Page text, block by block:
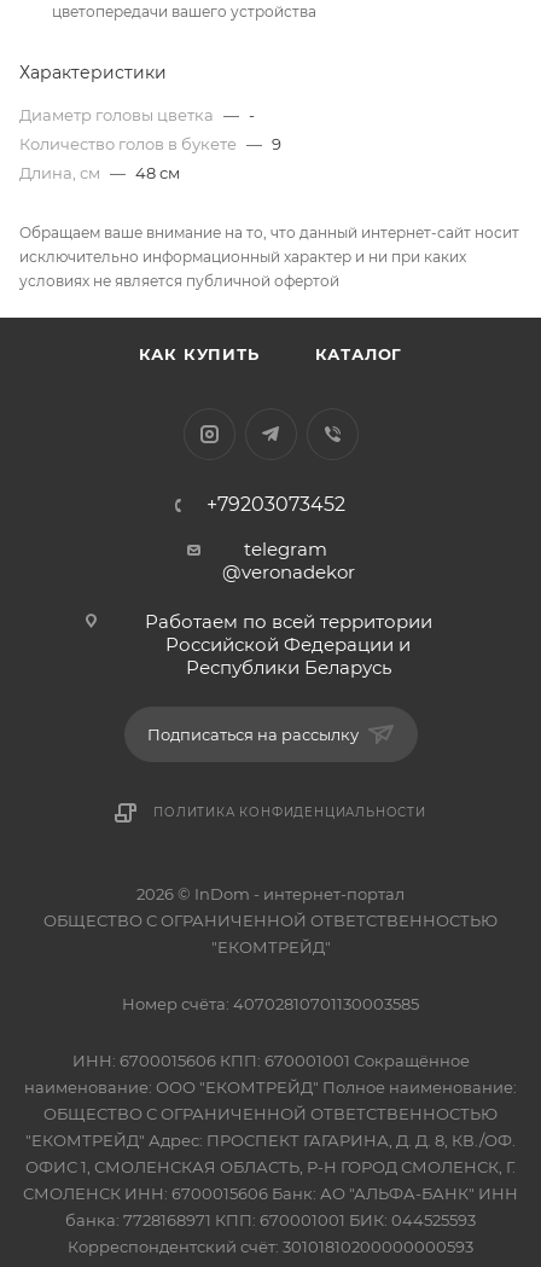
цветопередачи вашего устройства
Характеристики
Диаметр головы цветка — -
Количество голов в букете — 9
Длина, см — 48 см
Обращаем ваше внимание на то, что данный интернет-сайт носит
исключительно информационный характер и ни при каких
условиях не является публичной офертой
КАК КУПИТЬ КАТАЛОГ
+79203073452
telegram
@veronadekor
Работаем по всей территории
Российской Федерации и
Республики Беларусь
Подписаться на рассылку
ПОЛИТИКА КОНФИДЕНЦИАЛЬНОСТИ
2026 © InDom - интернет-портал
ОБЩЕСТВО С ОГРАНИЧЕННОЙ ОТВЕТСТВЕННОСТЬЮ
"ЕКОМТРЕЙД"
Номер счёта: 40702810701130003585
ИНН: 6700015606 КПП: 670001001 Сокращённое
наименование: ООО "ЕКОМТРЕЙД" Полное наименование:
ОБЩЕСТВО С ОГРАНИЧЕННОЙ ОТВЕТСТВЕННОСТЬЮ
"ЕКОМТРЕЙД" Адрес: ПРОСПЕКТ ГАГАРИНА, Д. Д. 8, КВ./ОФ.
ОФИС 1, СМОЛЕНСКАЯ ОБЛАСТЬ, Р-Н ГОРОД СМОЛЕНСК, Г.
СМОЛЕНСК ИНН: 6700015606 Банк: АО "АЛЬФА-БАНК" ИНН
банка: 7728168971 КПП: 670001001 БИК: 044525593
Корреспондентский счёт: 30101810200000000593